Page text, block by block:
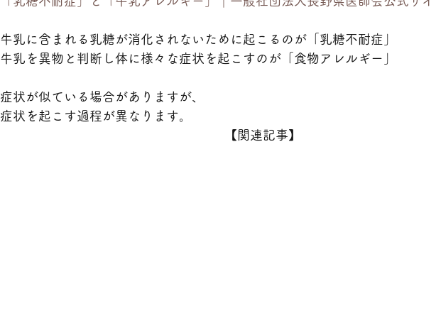
牛乳に含まれる乳糖が消化されないために起こるのが「乳糖不耐症」
牛乳を異物と判断し体に様々な症状を起こすのが「食物アレルギー」
症状が似ている場合がありますが、
症状を起こす過程が異なります。
【関連記事】